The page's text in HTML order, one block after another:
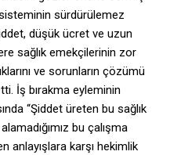
sürdürülemez
düşük ücret ve uzun
sağlık emekçilerinin zor
ve sorunların çözümü
İş bırakma eyleminin
“Şiddet üreten bu sağlık
bu çalışma
anlayışlara karşı hekimlik